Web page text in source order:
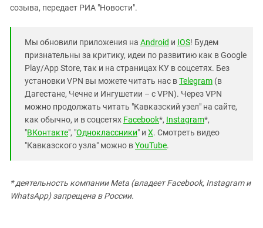
созыва, передает РИА "Новости".
Мы обновили приложения на Android и IOS! Будем
признательны за критику, идеи по развитию как в Google
Play/App Store, так и на страницах КУ в соцсетях. Без
установки VPN вы можете читать нас вTelegram (в
Дагестане, Чечне и Ингушетии – с VPN). Через VPN
можно продолжать читать "Кавказский узел" на сайте,
как обычно, и в соцсетях Facebook*, Instagram*,
"ВКонтакте", "Одноклассники" и X. Смотреть видео
"Кавказского узла" можно вYouTube.
* деятельность компании Meta (владеет Facebook, Instagram и
WhatsApp) запрещена в России.